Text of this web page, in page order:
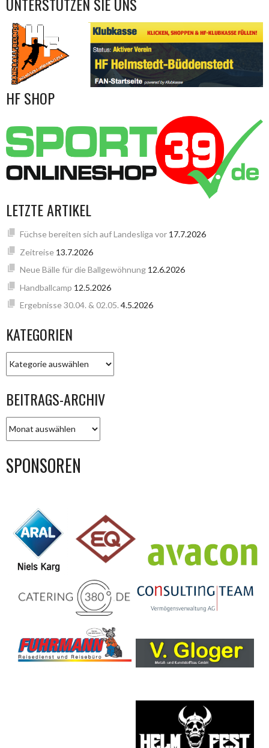
UNTERSTÜTZEN SIE UNS
HF SHOP
LETZTE ARTIKEL
Füchse bereiten sich auf Landesliga vor 17.7.2026
Zeitreise 13.7.2026
Neue Bälle für die Ballgewöhnung 12.6.2026
Handballcamp 12.5.2026
Ergebnisse 30.04. & 02.05. 4.5.2026
KATEGORIEN
BEITRAGS-ARCHIV
ARCHIV
SPONSOREN